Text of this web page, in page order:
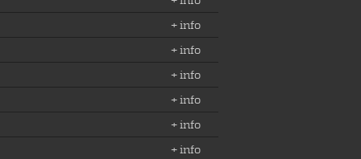
+ info
+ info
+ info
+ info
+ info
+ info